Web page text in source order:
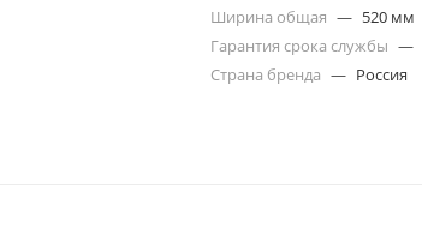
Ширина общая — 520 мм
Гарантия срока службы —
Страна бренда — Россия